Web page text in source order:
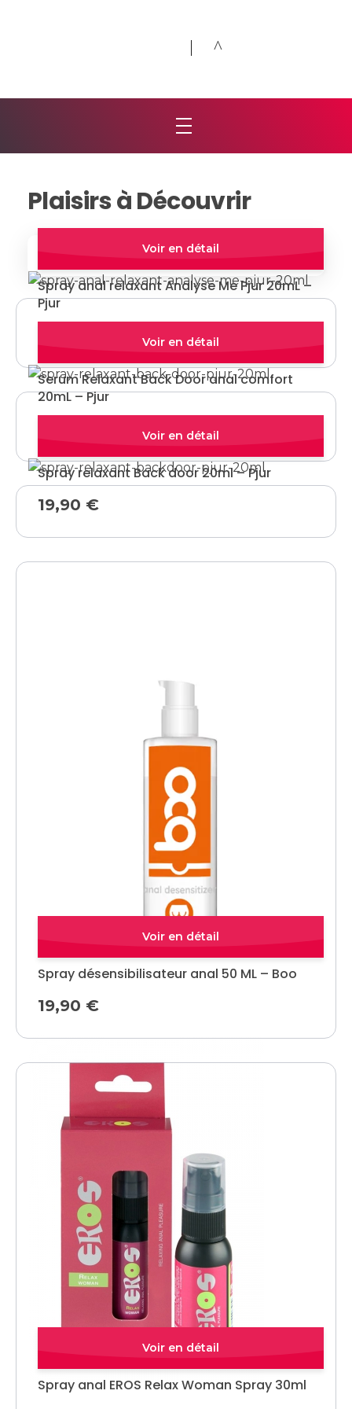
Plaisirs à Découvrir
Trier Par:Par Défaut
Spray anal relaxant Analyse Me Pjur 20mL –
Pjur
Quick view
Serum Relaxant Back Door anal comfort
20mL – Pjur
Quick view
Spray relaxant Back door 20ml – Pjur
19,90 €
Quick view
Spray désensibilisateur anal 50 ML – Boo
19,90 €
Quick view
Spray anal EROS Relax Woman Spray 30ml
Quick view